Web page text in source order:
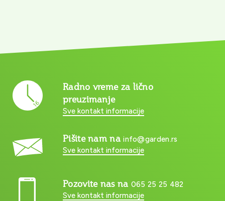
Radno vreme za lično
preuzimanje
Sve kontakt informacije
Pišite nam nainfo@garden.rs
Sve kontakt informacije
Pozovite nas na 065 25 25 482
Sve kontakt informacije